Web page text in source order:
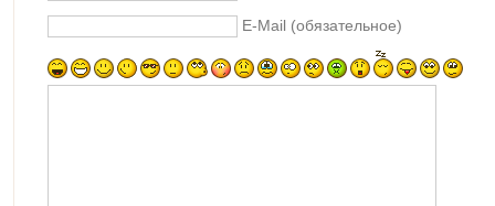
E-Mail (обязательное)